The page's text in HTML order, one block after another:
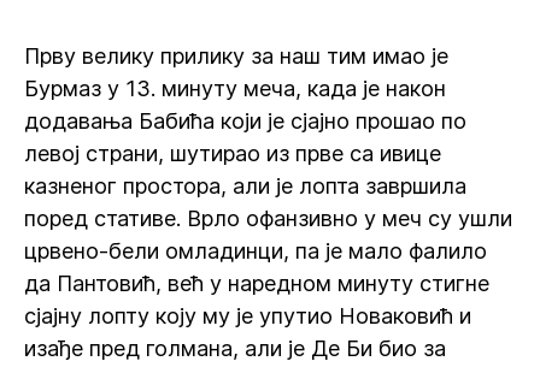
Прву велику прилику за наш тим имао је
Бурмаз у 13. минуту меча, када је након
додавања Бабића који је сјајно прошао по
левој страни, шутирао из прве са ивице
казненог простора, али је лопта завршила
поред стативе. Врло офанзивно у меч су ушли
црвено-бели омладинци, па је мало фалило
да Пантовић, већ у наредном минуту стигне
сјајну лопту коју му је упутио Новаковић и
изађе пред голмана, али је Де Би био за